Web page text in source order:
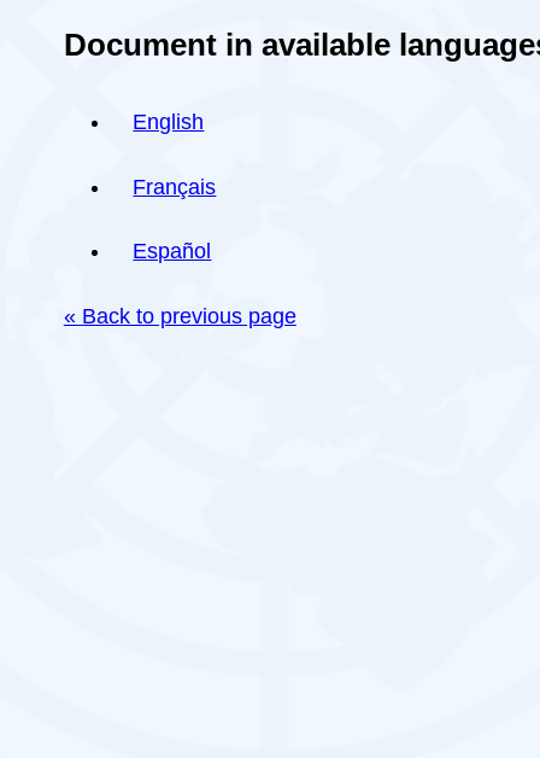
Document in available
English
Français
Español
« Back to previous page